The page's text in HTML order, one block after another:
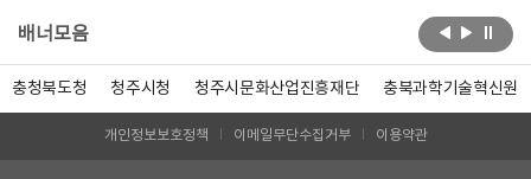
배너모음
충청북도청 청주시청 청주시문화산업진흥재단 충북과학기술혁신원
개인정보보호정책 이메일무단수집거부 이용약관